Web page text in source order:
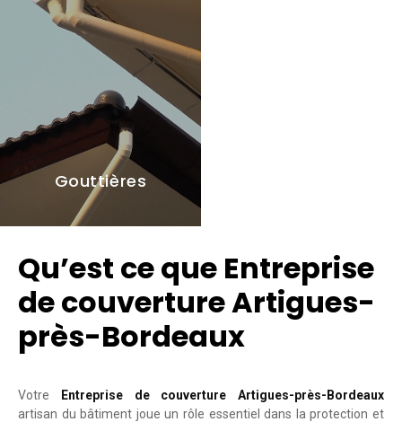
Gouttières
Qu’est ce que Entreprise
de couverture Artigues-
près-Bordeaux
Votre Entreprise de couverture Artigues-près-Bordeaux
artisan du bâtiment joue un rôle essentiel dans la protection et